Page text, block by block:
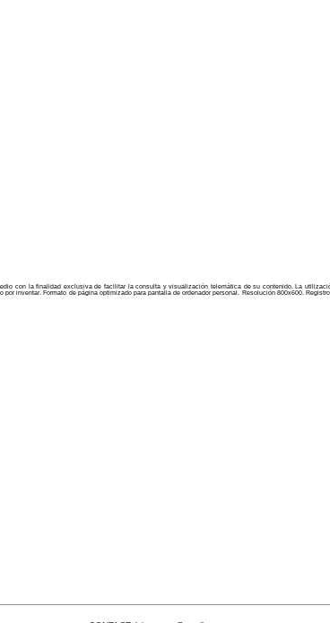
con la finalidad exclusiva de facilitar la consulta y visualización telemática de su contenido. La
inventar. Formato de página optimizado para pantalla de ordenador personal. Resolución 800x600.